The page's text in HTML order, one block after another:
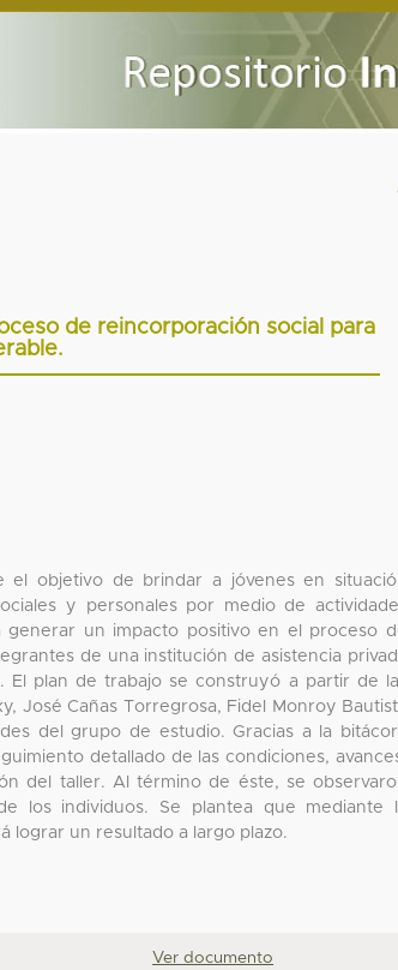
de reincorporación social para
el objetivo de brindar a jóvenes en
y personales por medio de
generar un impacto positivo en el proceso
de una institución de asistencia
El plan de trabajo se construyó a partir de
José Cañas Torregrosa, Fidel Monroy
del grupo de estudio. Gracias a la
detallado de las condiciones,
del taller. Al término de éste, se
los individuos. Se plantea que mediante
lograr un resultado a largo plazo.
Ver documento